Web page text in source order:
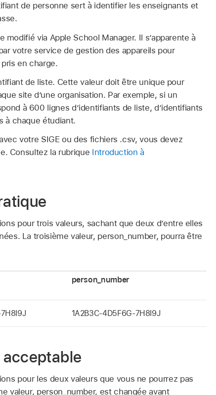
de personne sert à identifier les enseignants et
modifié via Apple School Manager. Il s’apparente à
votre service de gestion des appareils pour
en charge.
de liste. Cette valeur doit être unique pour
site d’une organisation. Par exemple, si un
à 600 lignes d’identifiants de liste, d’identifiants
à chaque étudiant.
votre SIGE ou des fichiers .csv, vous devez
Consultez la rubrique Introduction à
pour trois valeurs, sachant que deux d’entre elles
La troisième valeur, person_number, pourra être
person_number
1A2B3C-4D5F6G-7H8I9J
acceptable
pour les deux valeurs que vous ne pourrez pas
valeur, person_number, est changée avant